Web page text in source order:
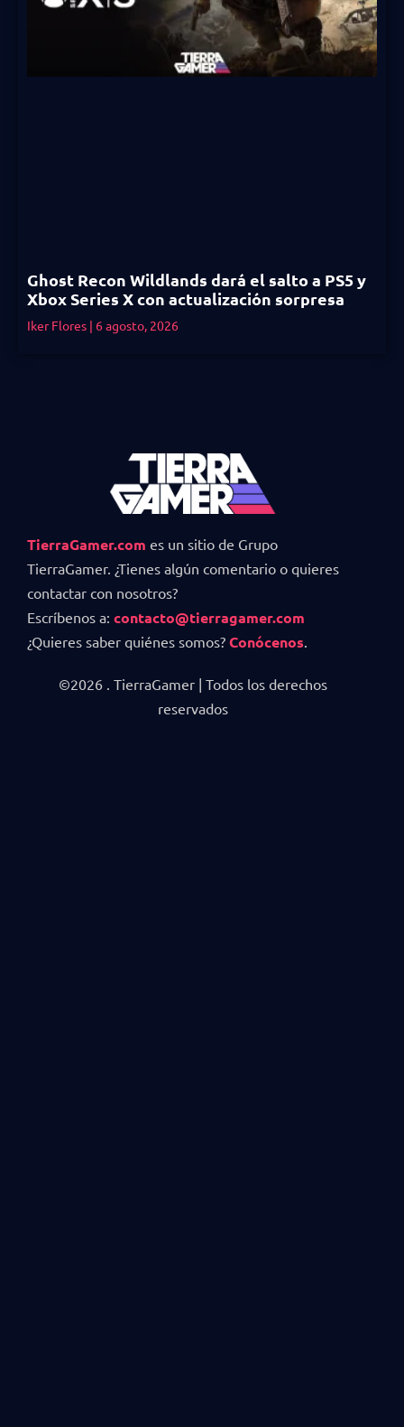
Ghost Recon Wildlands dará el salto a PS5 y
Xbox Series X con actualización sorpresa
Iker Flores 6 agosto, 2026
TierraGamer.com es un sitio de Grupo
TierraGamer. ¿Tienes algún comentario o quieres
contactar con nosotros?
Escríbenos a: contacto@tierragamer.com
¿Quieres saber quiénes somos? Conócenos
©2026 . TierraGamer | Todos los derechos
reservados